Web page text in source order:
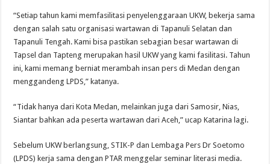
“Setiap tahun kami memfasilitasi penyelenggaraan UKW, bekerja sama
dengan salah satu organisasi wartawan di Tapanuli Selatan dan
Tapanuli Tengah. Kami bisa pastikan sebagian besar wartawan di
Tapsel dan Tapteng merupakan hasil UKW yang kami fasilitasi. Tahun
ini, kami memang berniat merambah insan pers di Medan dengan
menggandeng LPDS,” katanya.
“Tidak hanya dari Kota Medan, melainkan juga dari Samosir, Nias,
Siantar bahkan ada peserta wartawan dari Aceh,” ucap Katarina lagi.
Sebelum UKW berlangsung, STIK-P dan Lembaga Pers Dr Soetomo
(LPDS) kerja sama dengan PTAR menggelar seminar literasi media.